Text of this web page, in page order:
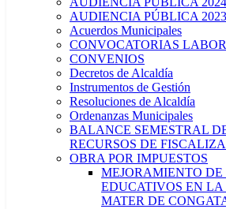
AUDIENCIA PÚBLICA 2023
Acuerdos Municipales
CONVOCATORIAS
CONVENIOS
Decretos de Alcaldía
Instrumentos de Gestión
Resoluciones de Alcaldía
Ordenanzas Municipales
BALANCE SEMESTRAL
RECURSOS DE
OBRA POR IMPUESTOS
MEJORAMIENTO DE
EDUCATIVOS EN LA
MATER DE